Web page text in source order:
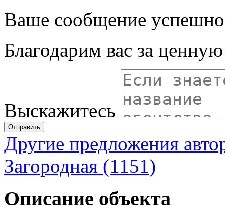
Ваше сообщение успешно
Благодарим вас за
Выскажитесь
Отправить
Другие предложения
Загородная (1151)
Описание объекта